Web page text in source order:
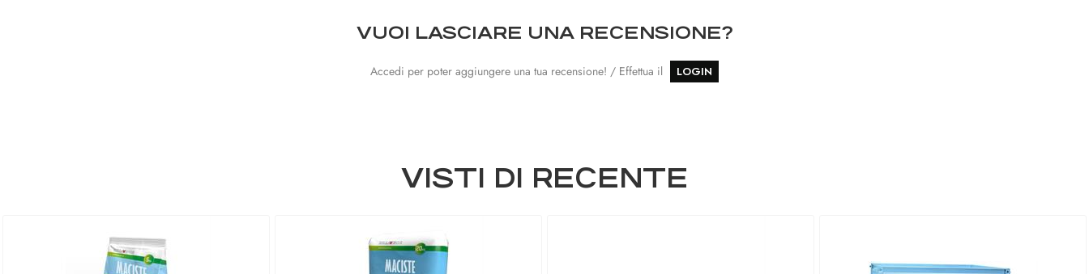
VUOI LASCIARE UNA RECENSIONE?
Accedi per poter aggiungere una tua recensione! / Effettua il LOGIN
VISTI DI RECENTE